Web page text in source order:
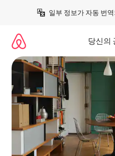
일부 정보가 자동 번
당신의